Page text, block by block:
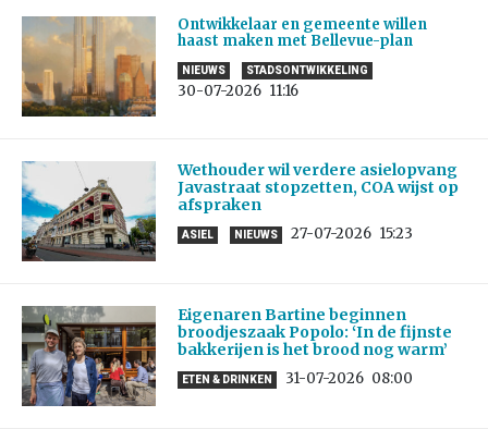
Ontwikkelaar en gemeente willen
haast maken met Bellevue-plan
NIEUWS STADSONTWIKKELING
30-07-2026 11:16
Wethouder wil verdere asielopvang
Javastraat stopzetten, COA wijst op
afspraken
ASIEL NIEUWS 27-07-2026 15:23
Eigenaren Bartine beginnen
broodjeszaak Popolo: ‘In de fijnste
bakkerijen is het brood nog warm’
ETEN & DRINKEN 31-07-2026 08:00